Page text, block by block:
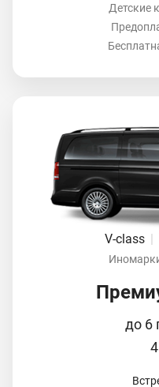
Детские
V-class
до 6